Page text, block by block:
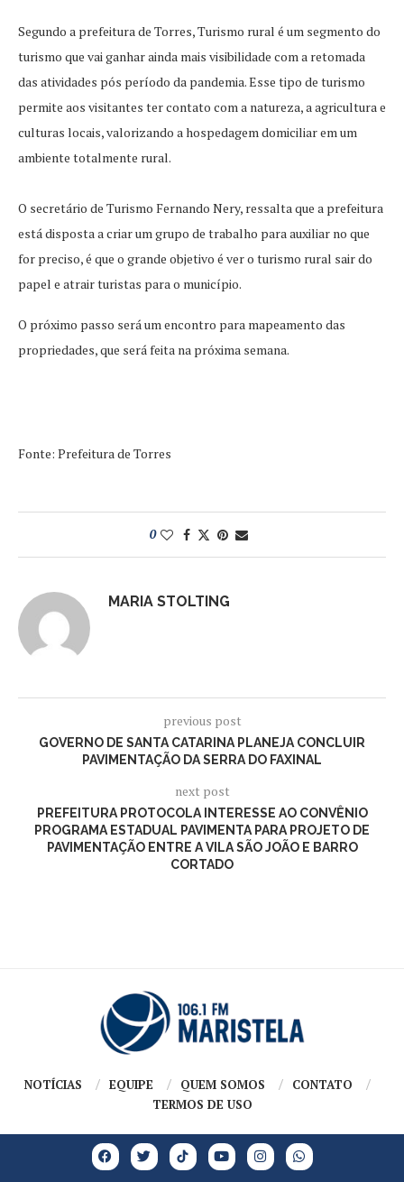
Segundo a prefeitura de Torres, Turismo rural é um segmento do
turismo que vai ganhar ainda mais visibilidade com a retomada
das atividades pós período da pandemia. Esse tipo de turismo
permite aos visitantes ter contato com a natureza, a agricultura e
culturas locais, valorizando a hospedagem domiciliar em um
ambiente totalmente rural.
O secretário de Turismo Fernando Nery, ressalta que a prefeitura
está disposta a criar um grupo de trabalho para auxiliar no que
for preciso, é que o grande objetivo é ver o turismo rural sair do
papel e atrair turistas para o município.
O próximo passo será um encontro para mapeamento das
propriedades, que será feita na próxima semana.
Fonte: Prefeitura de Torres
0
MARIA STOLTING
previous post
GOVERNO DE SANTA CATARINA PLANEJA CONCLUIR
PAVIMENTAÇÃO DA SERRA DO FAXINAL
next post
PREFEITURA PROTOCOLA INTERESSE AO CONVÊNIO
PROGRAMA ESTADUAL PAVIMENTA PARA PROJETO DE
PAVIMENTAÇÃO ENTRE A VILA SÃO JOÃO E BARRO
CORTADO
NOTÍCIAS EQUIPE QUEM SOMOS
CONTATO
TERMOS DE USO